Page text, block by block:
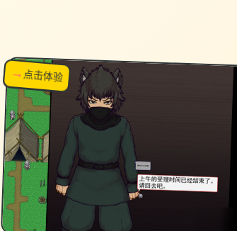
↗超棒！
→点击体验